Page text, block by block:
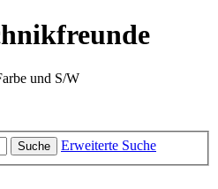
und S/W
Suche Erweiterte Suche